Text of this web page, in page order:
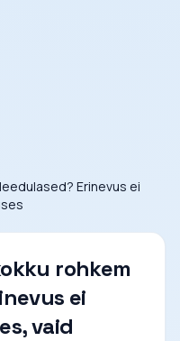
Erinevus ei
rohkem
ei
vaid